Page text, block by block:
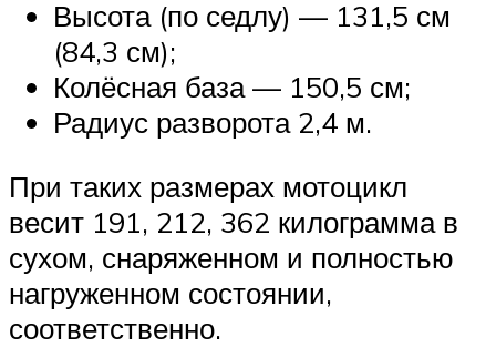
Высота (по седлу) — 131,5 см
(84,3 см);
Колёсная база — 150,5 см;
Радиус разворота 2,4 м.
При таких размерах мотоцикл
весит 191, 212, 362 килограмма в
сухом, снаряженном и полностью
нагруженном состоянии,
соответственно.